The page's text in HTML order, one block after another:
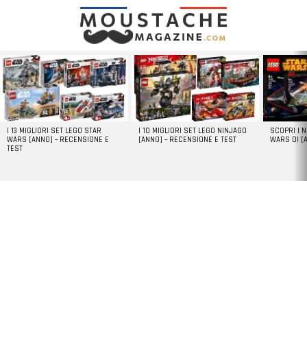
LATEST
STORIES
I 13 MIGLIORI SET LEGO STAR
WARS [ANNO] – RECENSIONE E
TEST
I 10 MIGLIORI SET LEGO NINJAGO
[ANNO] – RECENSIONE E TEST
SCOPRI I
WARS DI